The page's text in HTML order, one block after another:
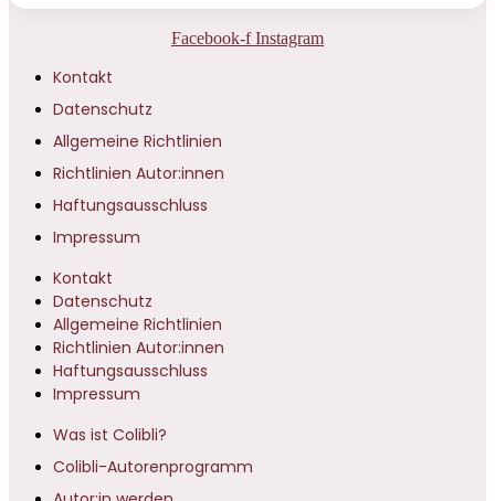
Facebook-f Instagram
Kontakt
Datenschutz
Allgemeine Richtlinien
Richtlinien Autor:innen
Haftungsausschluss
Impressum
Kontakt
Datenschutz
Allgemeine Richtlinien
Richtlinien Autor:innen
Haftungsausschluss
Impressum
Was ist Colibli?
Colibli-Autorenprogramm